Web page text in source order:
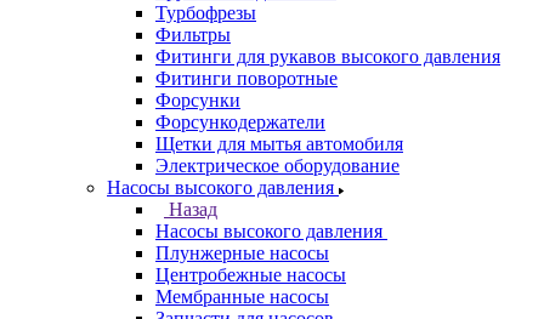
Турбофрезы
Фильтры
Фитинги для рукавов высокого давления
Фитинги поворотные
Форсунки
Форсункодержатели
Щетки для мытья автомобиля
Электрическое оборудование
Насосы высокого давления
Назад
Насосы высокого давления
Плунжерные насосы
Центробежные насосы
Мембранные насосы